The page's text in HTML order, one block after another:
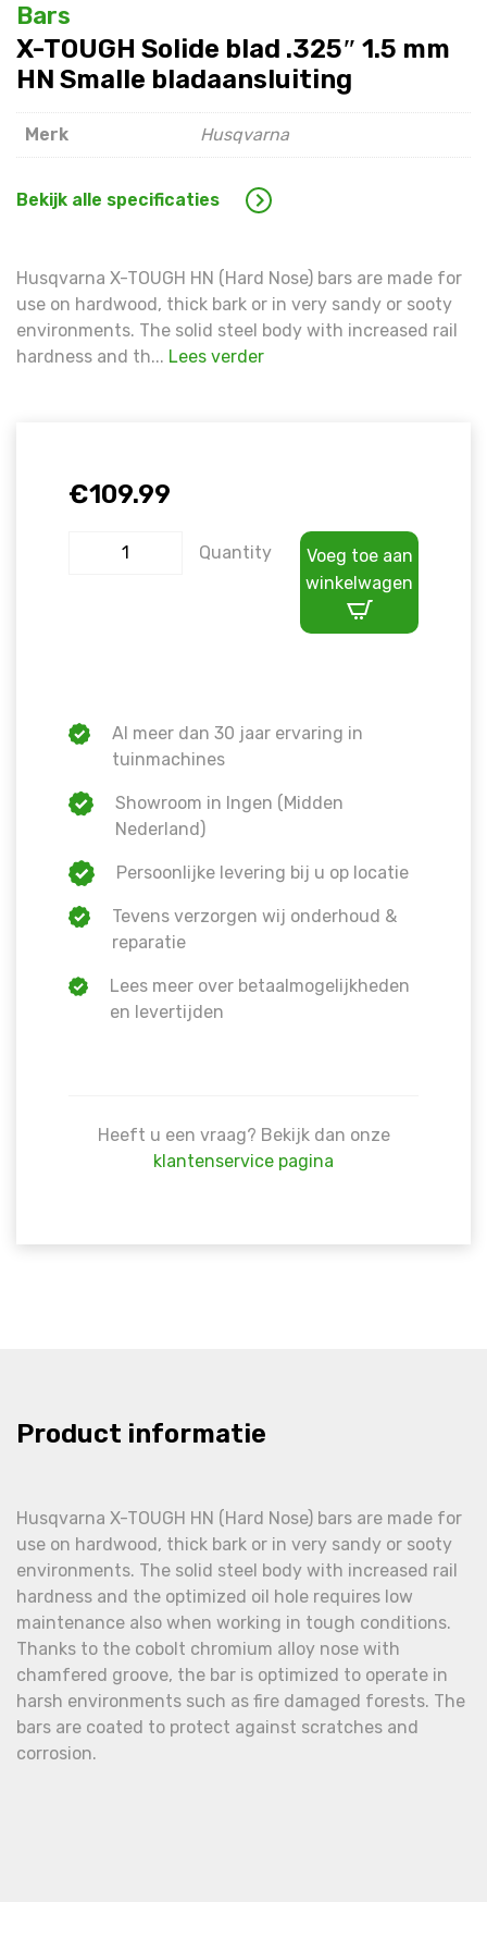
Warning: Trying to access array offset on false in/
line1609
Warning : Trying to access array offset on false in
Bars
X-TOUGH Solide blad .325″ 1.5 mm
HN Smalle bladaansluiting
Merk Husqvarna
Bekijk alle specificaties
Husqvarna X-TOUGH HN (Hard Nose) bars are made for
use on hardwood, thick bark or in very sandy or sooty
environments. The solid steel body with increased rail
hardness and th... Lees verder
€109.99
Quantity
Voeg toe aan
winkelwagen
Al meer dan 30 jaar ervaring in
tuinmachines
Showroom in Ingen (Midden
Nederland)
Persoonlijke levering bij u op locatie
Tevens verzorgen wij onderhoud &
reparatie
Lees meer over betaalmogelijkheden
en levertijden
Heeft u een vraag? Bekijk dan onze
klantenservice pagina
Product informatie
Husqvarna X-TOUGH HN (Hard Nose) bars are made for
use on hardwood, thick bark or in very sandy or sooty
environments. The solid steel body with increased rail
hardness and the optimized oil hole requires low
maintenance also when working in tough conditions.
Thanks to the cobolt chromium alloy nose with
chamfered groove, the bar is optimized to operate in
harsh environments such as fire damaged forests. The
bars are coated to protect against scratches and
corrosion.